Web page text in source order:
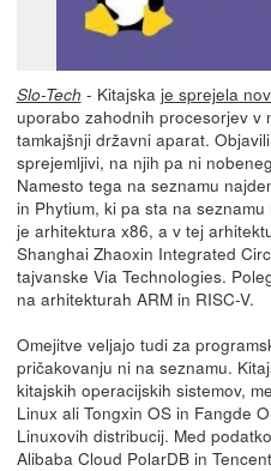
Slo-Tech - Kitajska je sprejela
uporabo zahodnih procesorjev v
tamkajšnji državni aparat.
sprejemljivi, na njih pa ni
Namesto tega na seznamu
in Phytium, ki pa sta na
je arhitektura x86, a v tej
Shanghai Zhaoxin Integrated
tajvanske Via Technologies.
na arhitekturah ARM in RISC-V.
Omejitve veljajo tudi za
pričakovanju ni na seznamu.
kitajskih operacijskih sistemov,
Linux ali Tongxin OS in Fangde
Linuxovih distribucij. Med
Alibaba Cloud PolarDB in